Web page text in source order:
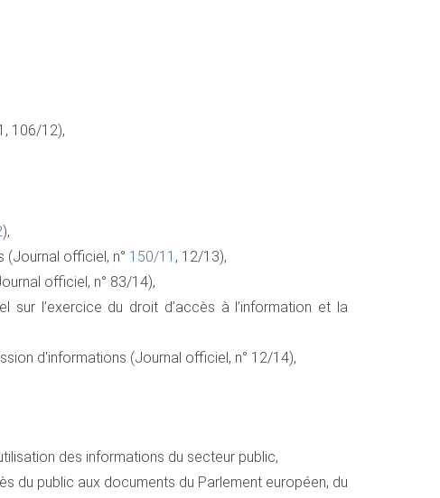
106/12),
),
(Journal officiel, n° 150/11 , 12/13),
officiel, n° 83/14),
l’exercice du droit d’accès à l’information et la
d'informations (Journal officiel, n° 12/14),
des informations du secteur public,
du public aux documents du Parlement européen, du